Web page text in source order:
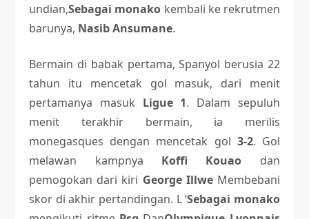
undian,Sebagai monako kembali ke rekrutmen
barunya, Nasib Ansumane.
Bermain di babak pertama, Spanyol berusia 22
tahun itu mencetak gol masuk, dari menit
pertamanya masuk Ligue 1. Dalam sepuluh
menit terakhir bermain, ia merilis
monegasques dengan mencetak gol 3-2. Gol
melawan kampnya Koffi Kouao dan
pemogokan dari kiri George IllweMembebani
skor di akhir pertandingan. L ‘Sebagai monako